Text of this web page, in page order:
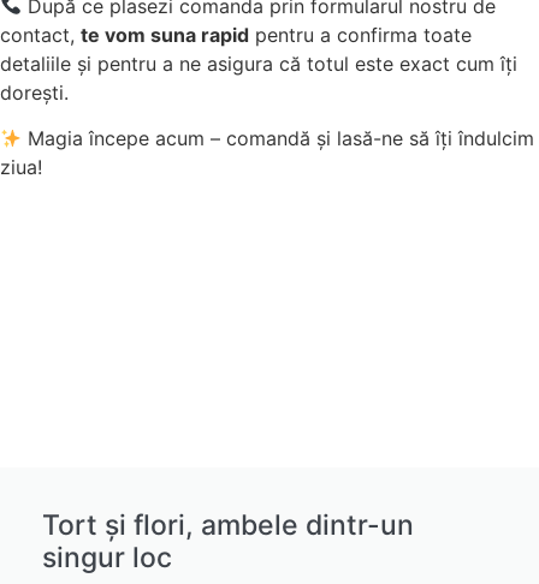
După ce plasezi comanda prin formularul nostru de
contact, te vom suna rapid pentru a confirma toate
detaliile și pentru a ne asigura că totul este exact cum îți
dorești.
Magia începe acum – comandă și lasă-ne să îți îndulcim
ziua!
Tort și flori, ambele dintr-un
singur loc